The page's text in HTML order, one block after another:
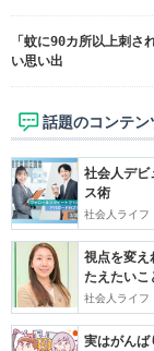
「蚊に90カ所以上刺
い思い出
話題のコンテン
社会人デ
ス術
社会人ライフ
視点を変
たえたいこ
社会人ライフ
実はがんば